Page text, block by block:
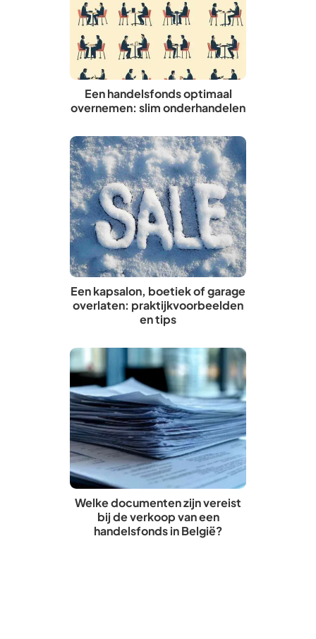
Een handelsfonds optimaal
overnemen: slim onderhandelen
Een kapsalon, boetiek of garage
overlaten: praktijkvoorbeelden
en tips
Welke documenten zijn vereist
bij de verkoop van een
handelsfonds in België?